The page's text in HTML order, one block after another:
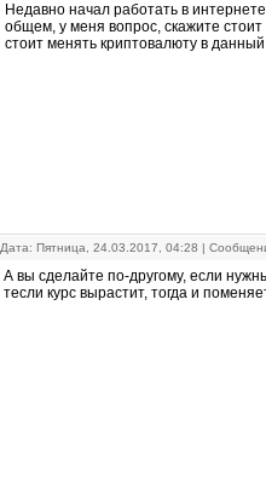
Недавно начал работать в
общем, у меня вопрос, скажите
стоит менять криптовалюту в
Дата: Пятница, 24.03.2017, 04:28 |
А вы сделайте по-другому, если
тесли курс вырастит, тогда и